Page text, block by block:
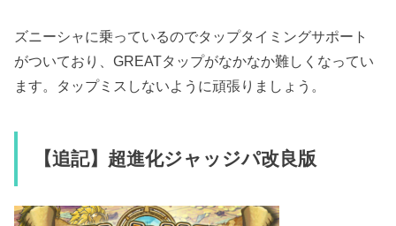
ズニーシャに乗っているのでタップタイミングサポート
がついており、GREATタップがなかなか難しくなってい
ます。タップミスしないように頑張りましょう。
【追記】超進化ジャッジパ改良版